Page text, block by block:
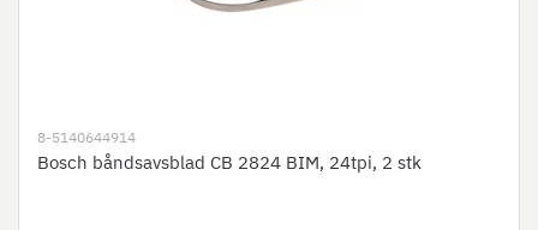
8-5140644914
Bosch båndsavsblad CB 2824 BIM, 24tpi, 2 stk